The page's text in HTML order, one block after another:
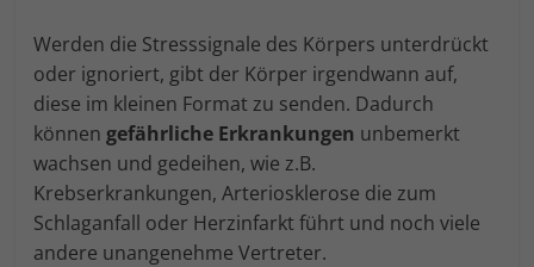
Werden die Stresssignale des Körpers unterdrückt
oder ignoriert, gibt der Körper irgendwann auf,
diese im kleinen Format zu senden. Dadurch
können gefährliche Erkrankungen unbemerkt
wachsen und gedeihen, wie z.B.
Krebserkrankungen, Arteriosklerose die zum
Schlaganfall oder Herzinfarkt führt und noch viele
andere unangenehme Vertreter.